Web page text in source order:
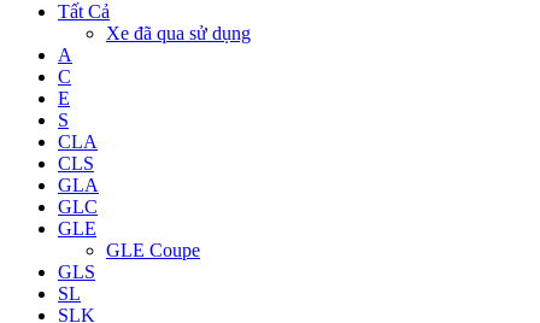
Tất Cả
Xe đã qua sử dụng
A
C
E
S
CLA
CLS
GLA
GLC
GLE
GLE Coupe
GLS
SL
SLK